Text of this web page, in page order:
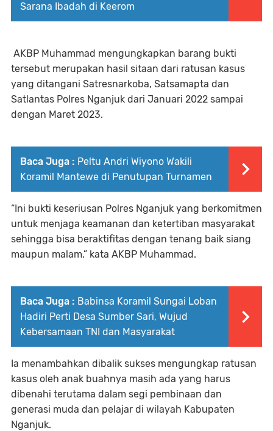
Sarana Ibadah di Keerom
AKBP Muhammad mengungkapkan barang bukti
tersebut merupakan hasil sitaan dari ratusan kasus
yang ditangani Satresnarkoba, Satsamapta dan
Satlantas Polres Nganjuk dari Januari 2022 sampai
dengan Maret 2023.
Baca Juga : Peltu Andri Wiyono Wakili
Koramil Mantewe di Penutupan Turnamen
“Ini bukti keseriusan Polres Nganjuk yang berkomitmen
untuk menjaga keamanan dan ketertiban masyarakat
sehingga bisa beraktifitas dengan tenang baik siang
maupun malam,” kata AKBP Muhammad.
Baca Juga : Babinsa Koramil Sungai Loban
Hadiri Perti Desa Sumber Sari, Wujud
Kebersamaan TNI dan Masyarakat
Ia menambahkan dibalik sukses mengungkap ratusan
kasus oleh anak buahnya masih ada yang harus
dibenahi terutama dalam segi pembinaan dan
generasi muda dan pelajar di wilayah Kabupaten
Nganjuk.